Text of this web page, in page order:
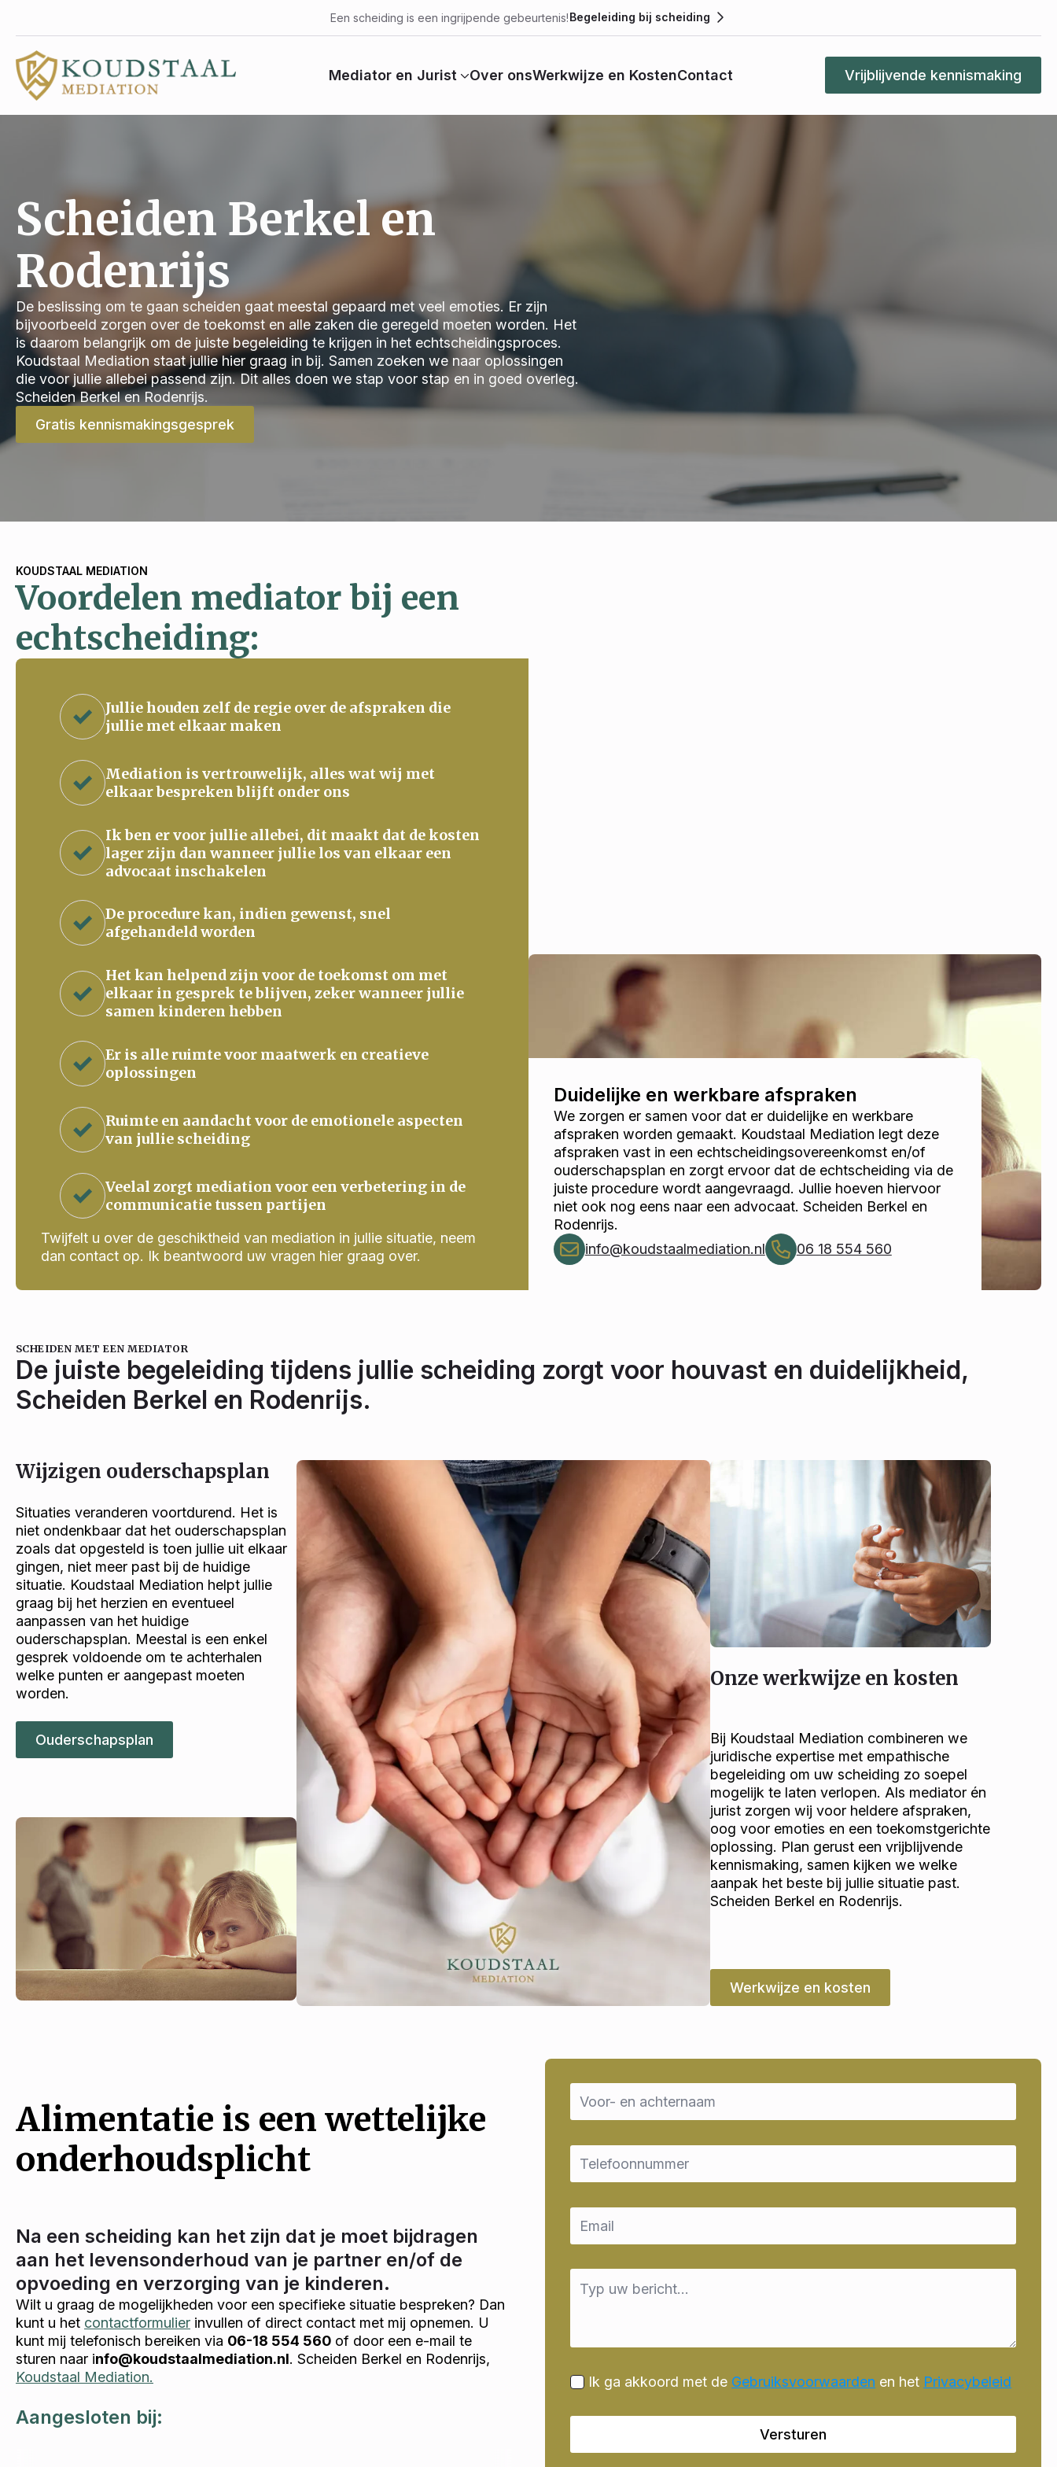
Een scheiding is een ingrijpende gebeurtenis!Begeleiding bij scheiding
Mediator en Jurist Over onsWerkwijze en KostenContact Vrijblijvende kennismaking
Scheiden Berkel en
Rodenrijs
De beslissing om te gaan scheiden gaat meestal gepaard met veel emoties. Er zijn
bijvoorbeeld zorgen over de toekomst en alle zaken die geregeld moeten worden. Het
is daarom belangrijk om de juiste begeleiding te krijgen in het echtscheidingsproces.
Koudstaal Mediation staat jullie hier graag in bij. Samen zoeken we naar oplossingen
die voor jullie allebei passend zijn. Dit alles doen we stap voor stap en in goed overleg.
Scheiden Berkel en Rodenrijs.
Gratis kennismakingsgesprek
KOUDSTAAL MEDIATION
Voordelen mediator bij een
echtscheiding:
Jullie houden zelf de regie over de afspraken die
jullie met elkaar maken
Mediation is vertrouwelijk, alles wat wij met
elkaar bespreken blijft onder ons
Ik ben er voor jullie allebei, dit maakt dat de kosten
lager zijn dan wanneer jullie los van elkaar een
advocaat inschakelen
De procedure kan, indien gewenst, snel
afgehandeld worden
Het kan helpend zijn voor de toekomst om met
elkaar in gesprek te blijven, zeker wanneer jullie
samen kinderen hebben
Er is alle ruimte voor maatwerk en creatieve
oplossingen
Ruimte en aandacht voor de emotionele aspecten
van jullie scheiding
Veelal zorgt mediation voor een verbetering in de
communicatie tussen partijen
Twijfelt u over de geschiktheid van mediation in jullie situatie, neem
dan contact op. Ik beantwoord uw vragen hier graag over.
Duidelijke en werkbare afspraken
We zorgen er samen voor dat er duidelijke en werkbare
afspraken worden gemaakt. Koudstaal Mediation legt deze
afspraken vast in een echtscheidingsovereenkomst en/of
ouderschapsplan en zorgt ervoor dat de echtscheiding via de
juiste procedure wordt aangevraagd. Jullie hoeven hiervoor
niet ook nog eens naar een advocaat. Scheiden Berkel en
Rodenrijs.
info@koudstaalmediation.nl
06 18 554 560
SCHEIDEN MET EEN MEDIATOR
De juiste begeleiding tijdens jullie scheiding zorgt voor houvast en duidelijkheid,
Scheiden Berkel en Rodenrijs.
Wijzigen ouderschapsplan
Situaties veranderen voortdurend. Het is
niet ondenkbaar dat het ouderschapsplan
zoals dat opgesteld is toen jullie uit elkaar
gingen, niet meer past bij de huidige
situatie. Koudstaal Mediation helpt jullie
graag bij het herzien en eventueel
aanpassen van het huidige
ouderschapsplan. Meestal is een enkel
gesprek voldoende om te achterhalen
welke punten er aangepast moeten
worden.
Ouderschapsplan
Onze werkwijze en kosten
Bij Koudstaal Mediation combineren we
juridische expertise met empathische
begeleiding om uw scheiding zo soepel
mogelijk te laten verlopen. Als mediator én
jurist zorgen wij voor heldere afspraken,
oog voor emoties en een toekomstgerichte
oplossing. Plan gerust een vrijblijvende
kennismaking, samen kijken we welke
aanpak het beste bij jullie situatie past.
Scheiden Berkel en Rodenrijs.
Werkwijze en kosten
Alimentatie is een wettelijke
onderhoudsplicht
Na een scheiding kan het zijn dat je moet bijdragen
aan het levensonderhoud van je partner en/of de
opvoeding en verzorging van je kinderen.
Wilt u graag de mogelijkheden voor een specifieke situatie bespreken? Dan
kunt u het contactformulier invullen of direct contact met mij opnemen. U
kunt mij telefonisch bereiken via 06-18 554 560 of door een e-mail te
sturen naar info@koudstaalmediation.nl. Scheiden Berkel en Rodenrijs,
Koudstaal Mediation.
Aangesloten bij:
Name
*
Email
Email
Message
Ik ga akkoord met de Gebruiksvoorwaarden en het Privacybeleid
Versturen